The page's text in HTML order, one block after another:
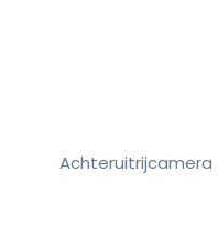
Achteruitrijcamera